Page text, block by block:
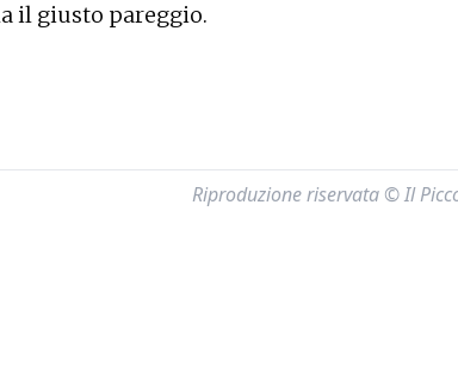
il giusto pareggio.
Riproduzione riservata © Il